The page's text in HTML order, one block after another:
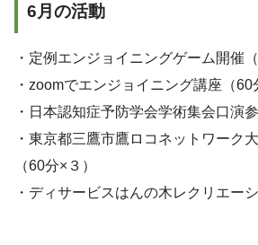
6月の活動
・定例エンジョイニングゲーム開催（
・zoomでエンジョイニング講座（60
・日本認知症予防学会学術集会口演
・東京都三鷹市鷹ロコネットワーク
（60分×３）
・ディサービスはんの木レクリエー